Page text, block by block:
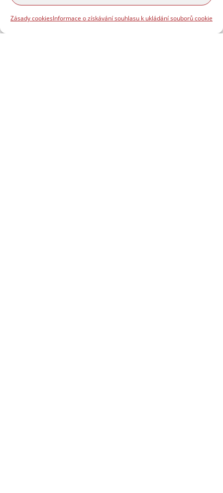
Zásady cookiesInformace o získávání souhlasu k ukládání souborů cookie